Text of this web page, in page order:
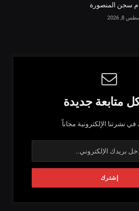
سجن المنصورة
8, 2026
متابعة جديدة
نشرتنا الإلكترونية مجاناً